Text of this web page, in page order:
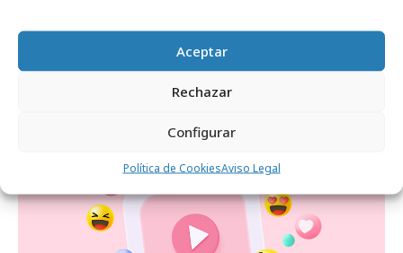
Aceptar
Rechazar
Configurar
Política de CookiesAviso Legal
Noticias Relacionadas